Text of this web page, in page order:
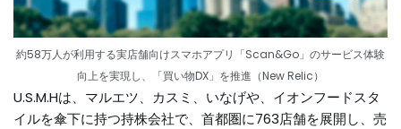
約58万人が利用する実店舗向けスマホアプリ「Scan&Go」のサービス体験
向上を実現し、「買い物DX」を推進（New Relic）
U.S.M.Hは、マルエツ、カスミ、いなげや、イオンフードスタ
イルを傘下に持つ持株会社で、首都圏に763店舗を展開し、売